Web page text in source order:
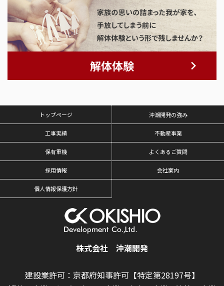
解体体験
トップページ 沖潮開発の強み
工事実績 不動産事業
保有重機 よくあるご質問
採用情報 会社案内
個人情報保護方針
株式会社 沖潮開発
建設業許可：京都府知事許可【特定第28197号】